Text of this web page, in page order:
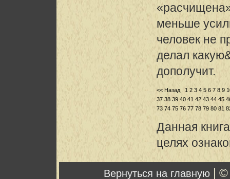
меньше
человек не
делал
дополучит.
<< Назад 1 2 3 4 5 6 7 8 9
37 38 39 40 41 42 43 44 45
73 74 75 76 77 78 79 80 81
Данная
целях
Вернуться на главную |